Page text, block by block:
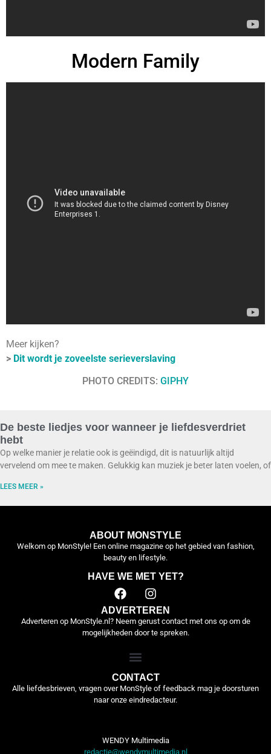
Modern Family
Meer kijken?
> Dit wordt je zoveelste serieverslaving
PHOTO CREDITS: GIPHY
De beste liedjes voor wanneer je liefdesverdriet
hebt
Op welke manier je relatie ook is geëindigd, dit is natuurlijk altijd
vervelend om mee te maken. Gelukkig kan muziek je beter laten voelen, of
LEES MEER »
ABOUT MONSTYLE
Welkom op MonStyle! Een online magazine op het gebied van fashion,
beauty en lifestyle.
HAVE WE MET YET?
ADVERTEREN
Adverteren op MonStyle.nl? Neem gerust contact met ons op om de
mogelijkheden door te spreken.
CONTACT
Alle liefdesbrieven, vragen over MonStyle of feedback mag je doorsturen
naar onze eindredacteur.
WENDY Multimedia
redactie@wendymultimedia.nl